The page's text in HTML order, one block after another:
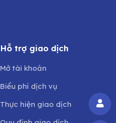
Hỗ trợ giao dịch
Mở tài khoản
Biểu phí dịch vụ
Thực hiện giao dịch